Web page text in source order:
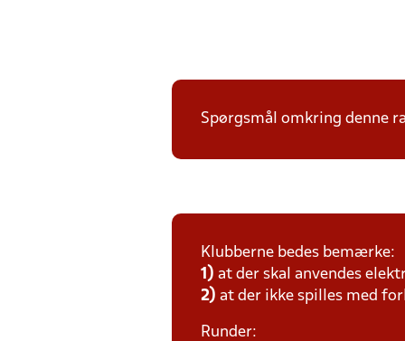
Spørgsmål omkring denne
Klubberne bedes bemærke:
1) at der skal anvendes
2) at der ikke spilles med
Runder: